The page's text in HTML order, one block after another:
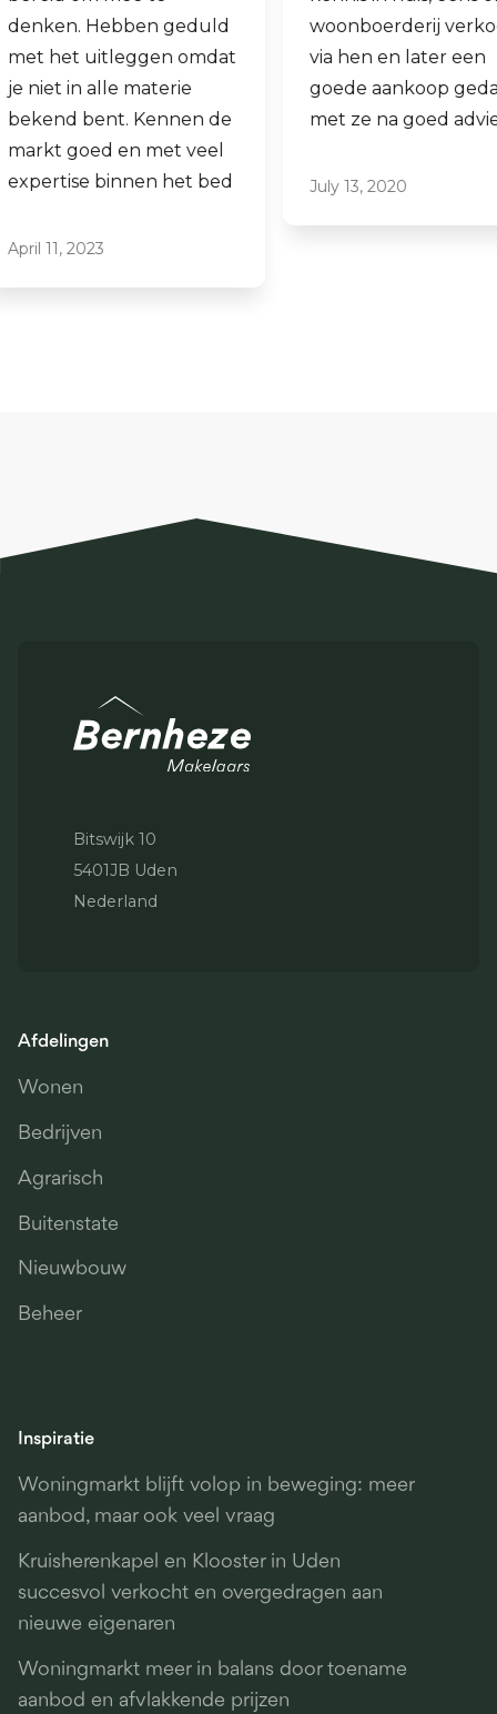
woonboerderij verkocht
via hen en later een
goede aankoop gedaan
met ze na goed advies.
July 13, 2020
ook een
aankopen.
Laagdrempelig
professioneel,
Bitswijk 10
5401JB Uden
Nederland
Afdelingen
Wonen
Bedrijven
Agrarisch
Buitenstate
Nieuwbouw
Beheer
Inspiratie
Woningmarkt blijft volop in beweging: meer
aanbod, maar ook veel vraag
Kruisherenkapel en Klooster in Uden
succesvol verkocht en overgedragen aan
nieuwe eigenaren
Woningmarkt meer in balans door toename
aanbod en afvlakkende prijzen